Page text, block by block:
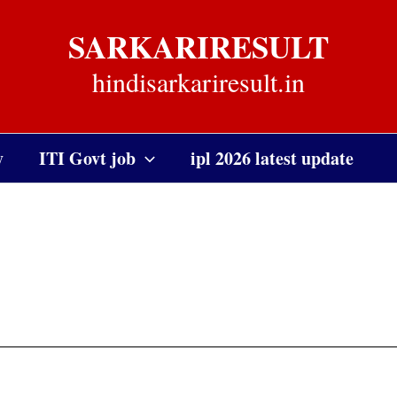
SARKARIRESULT
hindisarkariresult.in
ITI Govt job ipl 2026 latest update